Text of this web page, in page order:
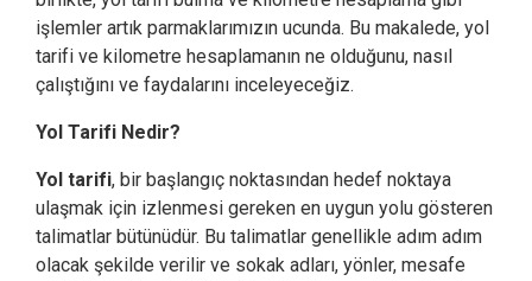
işlemler artık parmaklarımızın ucunda. Bu makalede, yol
tarifi ve kilometre hesaplamanın ne olduğunu, nasıl
çalıştığını ve faydalarını inceleyeceğiz.
Yol Tarifi Nedir?
Yol tarifi, bir başlangıç noktasından hedef noktaya
ulaşmak için izlenmesi gereken en uygun yolu gösteren
talimatlar bütünüdür. Bu talimatlar genellikle adım adım
olacak şekilde verilir ve sokak adları, yönler, mesafe